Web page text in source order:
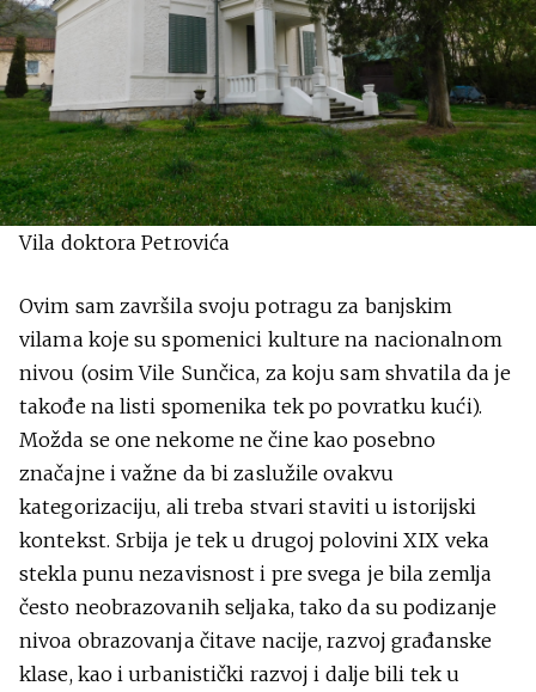
Vila doktora Petrovića
Ovim sam završila svoju potragu za banjskim
vilama koje su spomenici kulture na nacionalnom
nivou (osim Vile Sunčica, za koju sam shvatila da je
takođe na listi spomenika tek po povratku kući).
Možda se one nekome ne čine kao posebno
značajne i važne da bi zaslužile ovakvu
kategorizaciju, ali treba stvari staviti u istorijski
kontekst. Srbija je tek u drugoj polovini XIX veka
stekla punu nezavisnost i pre svega je bila zemlja
često neobrazovanih seljaka, tako da su podizanje
nivoa obrazovanja čitave nacije, razvoj građanske
klase, kao i urbanistički razvoj i dalje bili tek u